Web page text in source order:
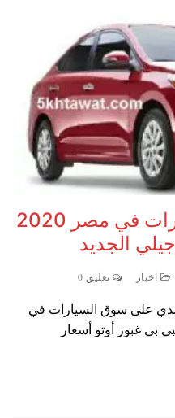
تخفيضات أسعار السيارات في مصر 2020
الجديد
اخبار تعليق 0
على سوق السيارات في
غبور أوتو أسعار